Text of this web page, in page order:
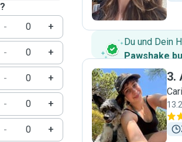
-
+
-
+
-
+
-
+
-
+
Du und Dein
Pawshake
A
3.